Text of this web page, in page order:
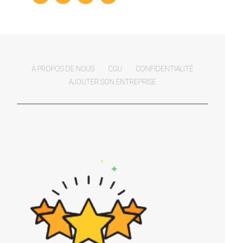
A PROPOS DE NOUS CGU
CONFIDENTIALITÉ
AJOUTER SON ENTREPRISE